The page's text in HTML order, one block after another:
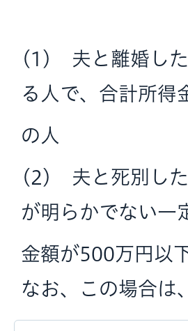
(1) 夫と離婚した
る人で、合計所得
の人
(2) 夫と死別した
が明らかでない一
金額が500万円以
なお、この場合は